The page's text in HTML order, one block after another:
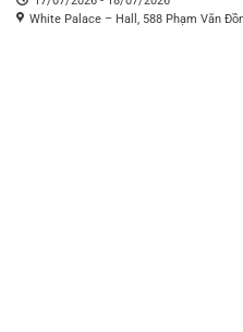
White Palace – Hall, 588 Phạm Văn